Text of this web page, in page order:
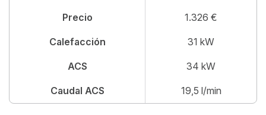
Precio 1.326 €
Calefacción 31 kW
ACS 34 kW
Caudal ACS 19,5 l/min